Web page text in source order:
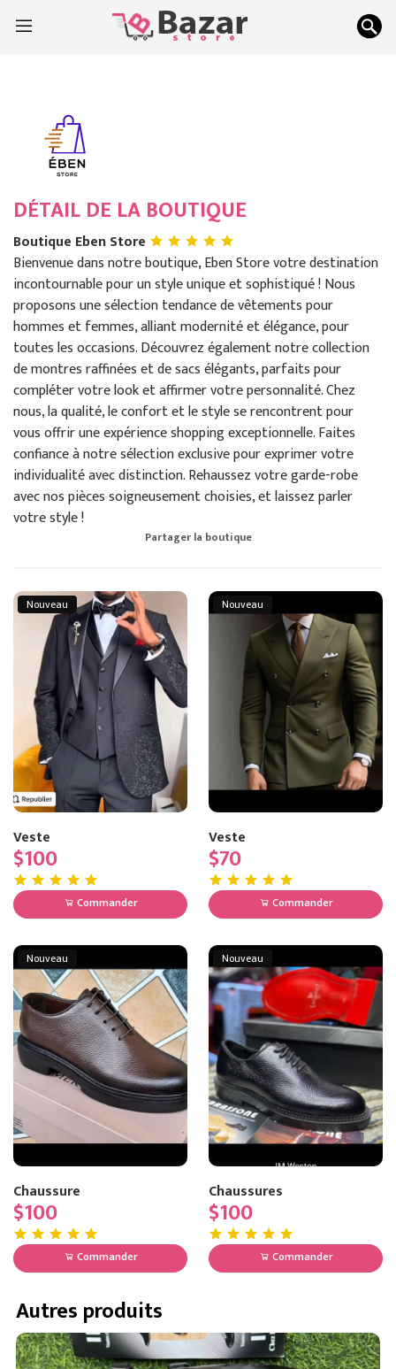
DÉTAIL DE LA BOUTIQUE
Boutique Eben Store
Bienvenue dans notre boutique, Eben Store votre destination
incontournable pour un style unique et sophistiqué ! Nous
proposons une sélection tendance de vêtements pour
hommes et femmes, alliant modernité et élégance, pour
toutes les occasions. Découvrez également notre collection
de montres raffinées et de sacs élégants, parfaits pour
compléter votre look et affirmer votre personnalité. Chez
nous, la qualité, le confort et le style se rencontrent pour
vous offrir une expérience shopping exceptionnelle. Faites
confiance à notre sélection exclusive pour exprimer votre
individualité avec distinction. Rehaussez votre garde-robe
avec nos pièces soigneusement choisies, et laissez parler
votre style !
Partager la boutique
Nouveau
Veste
$100
Commander
Nouveau
Veste
$70
Commander
Nouveau
Chaussure
$100
Commander
Nouveau
Chaussures
$100
Commander
Autres produits